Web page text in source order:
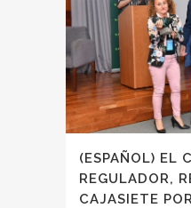
(ESPAÑOL) EL
REGULADOR,
CAJASIETE